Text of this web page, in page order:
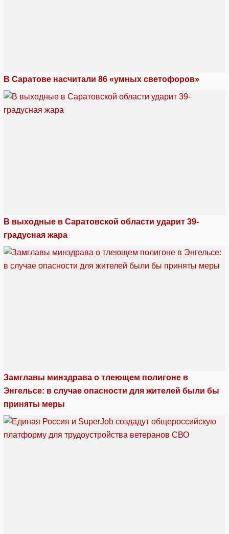
В Саратове насчитали 86 «умных светофоров»
В выходные в Саратовской области ударит 39-
градусная жара
Замглавы минздрава о тлеющем полигоне в
Энгельсе: в случае опасности для жителей были бы
приняты меры